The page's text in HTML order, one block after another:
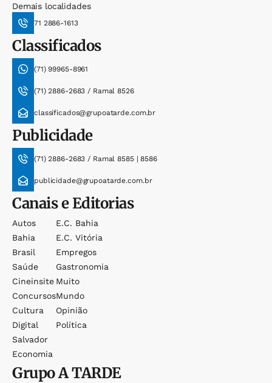
Demais localidades
71 2886-1613
Classificados
(71) 99965-8961
(71) 2886-2683 / Ramal 8526
classificados@grupoatarde.com.br
Publicidade
(71) 2886-2683 / Ramal 8585 | 8586
publicidade@grupoatarde.com.br
Canais e Editorias
Autos
Bahia
Brasil
Saúde
Cineinsite
Concursos
Cultura
Digital
Salvador
Economia
E.c. Bahia
E.c. Vitória
Empregos
Gastronomia
Muito
Mundo
Opinião
Política
GrupoA TARDE